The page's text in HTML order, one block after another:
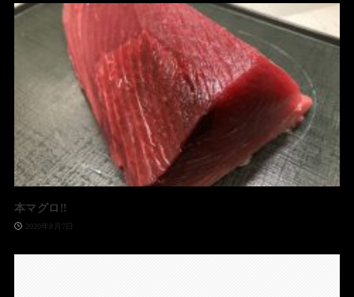
本マグロ‼️
2020年8月7日